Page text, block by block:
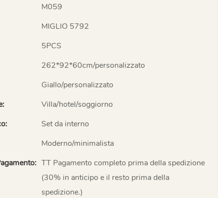
M059
MIGLIO 5792
5PCS
262*92*60cm/personalizzato
Giallo/personalizzato
Villa/hotel/soggiorno
Set da interno
Moderno/minimalista
TT Pagamento completo prima della spedizione
(30% in anticipo e il resto prima della
spedizione.)